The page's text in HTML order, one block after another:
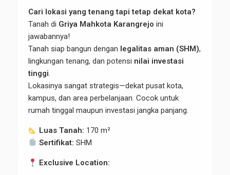
Cari lokasi yang tenang tapi tetap dekat kota?
Tanah di Griya Mahkota Karangrejo ini
jawabannya!
Tanah siap bangun dengan legalitas aman (SHM),
lingkungan tenang, dan potensi nilai investasi
tinggi.
Lokasinya sangat strategis—dekat pusat kota,
kampus, dan area perbelanjaan. Cocok untuk
rumah tinggal maupun investasi jangka panjang.
Luas Tanah: 170 m²
Sertifikat: SHM
Exclusive Location: